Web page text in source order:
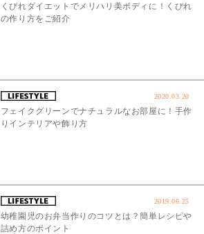
くびれダイエットでメリハリ美ボディに！くびれ
の作り方をご紹介
2020.03.20
フェイクグリーンでナチュラルなお部屋に！手作
りインテリアや飾り方
2019.06.25
幼稚園児のお弁当作りのコツとは？簡単レシピや
詰め方のポイント